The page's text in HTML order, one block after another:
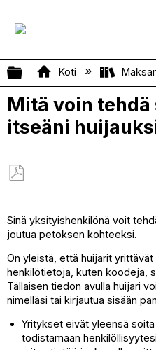
Laajenna/
Koti
Mitä voin
itseäni
tiedostona
Sinä yksityishenkilönä voit
joutua petoksen kohteeksi.
On yleistä, että huijarit
henkilötietoja, kuten koodeja,
Tällaisen tiedon avulla huijari
nimelläsi tai kirjautua sisään
Yritykset eivät yleensä
todistamaan